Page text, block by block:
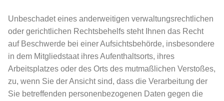
Unbeschadet eines anderweitigen verwaltungsrechtlichen
oder gerichtlichen Rechtsbehelfs steht Ihnen das Recht
auf Beschwerde bei einer Aufsichtsbehörde, insbesondere
in dem Mitgliedstaat ihres Aufenthaltsorts, ihres
Arbeitsplatzes oder des Orts des mutmaßlichen Verstoßes,
zu, wenn Sie der Ansicht sind, dass die Verarbeitung der
Sie betreffenden personenbezogenen Daten gegen die